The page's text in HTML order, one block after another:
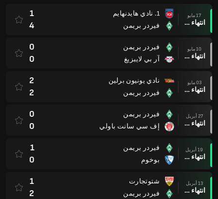
17 مايو
انتهاء وقت المباراة
1. نادي هايدنهايم
فيردر بريمن
1
4
10 مايو
انتهاء وقت المباراة
فيردر بريمن
آر بي لايبزيغ
0
0
03 مايو
انتهاء وقت المباراة
نادي يونيون برلين
فيردر بريمن
2
2
27 أبريل
انتهاء وقت المباراة
فيردر بريمن
إف سي سانت باولي
0
0
19 أبريل
انتهاء وقت المباراة
فيردر بريمن
بوخوم
1
0
13 أبريل
انتهاء وقت المباراة
شتوتجارت
فيردر بريمن
1
2